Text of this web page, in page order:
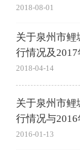
2018-08-01
关于泉州市鲤
行情况及
2018-04-14
关于泉州市鲤
行情况与
2016-01-13